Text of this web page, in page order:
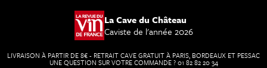
La Cave du Château
Caviste de l'année 2026
LIVRAISON À PARTIR DE 8€ - RETRAIT CAVE GRATUIT À PARIS, BORDEAUX ET PESSAC
UNE QUESTION SUR VOTRE COMMANDE ? 01 82 82 20 34